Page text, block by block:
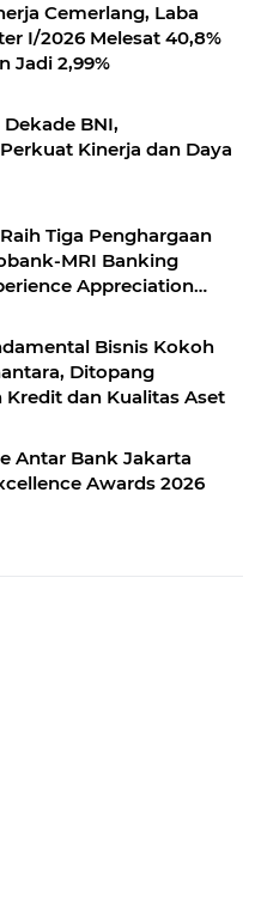
Cemerlang, Laba
I/2026 Melesat 40,8%
Jadi 2,99%
BNI,
Kinerja dan Daya
Tiga Penghargaan
MRI Banking
Appreciation
Bisnis Kokoh
Ditopang
dan Kualitas Aset
Antar Bank Jakarta
Awards 2026